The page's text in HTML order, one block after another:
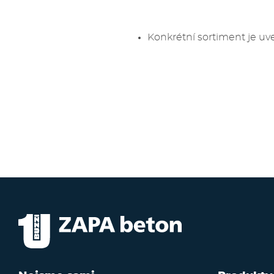
Konkrétní sortiment je